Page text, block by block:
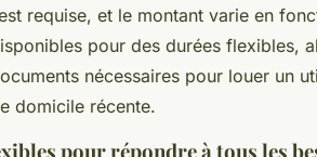
requise, et le montant varie en
pour des durées flexibles,
nécessaires pour louer un
domicile récente.
pour répondre à tous les